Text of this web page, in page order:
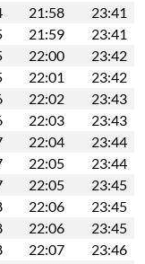
21:58
23:41
21:59
23:41
22:00
23:42
22:01
23:42
22:02
23:43
22:03
23:43
22:04
23:44
22:05
23:44
22:05
23:45
22:06
23:45
22:06
23:45
22:07
23:46